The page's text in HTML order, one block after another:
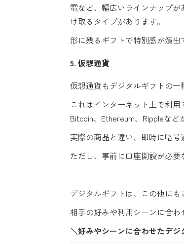
電など、幅広いラインナップ
け取るタイプがあります。
形に残るギフトで特別感が演出
5. 仮想通貨
仮想通貨もデジタルギフトの一
これはインターネット上で利
Bitcoin、Ethereum、Rippleなど
実際の商品と違い、即時に暗号
ただし、事前に口座開設が必要
デジタルギフトは、この他にも
相手の好みや利用シーンに合わ
＼好みやシーンに合わせたデ